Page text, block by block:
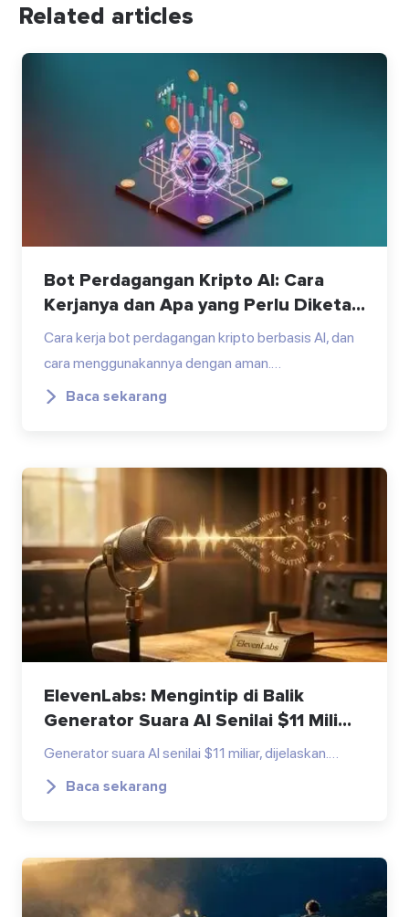
Related articles
Bot Perdagangan Kripto AI: Cara
Kerjanya dan Apa yang Perlu Diketa...
Cara kerja bot perdagangan kripto berbasis AI, dan
cara menggunakannya dengan aman.…
Baca sekarang
ElevenLabs: Mengintip di Balik
Generator Suara AI Senilai $11 Mili...
Generator suara AI senilai $11 miliar, dijelaskan.…
Baca sekarang